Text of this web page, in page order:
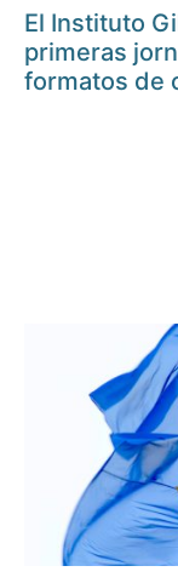
El Instituto
primeras
formatos de